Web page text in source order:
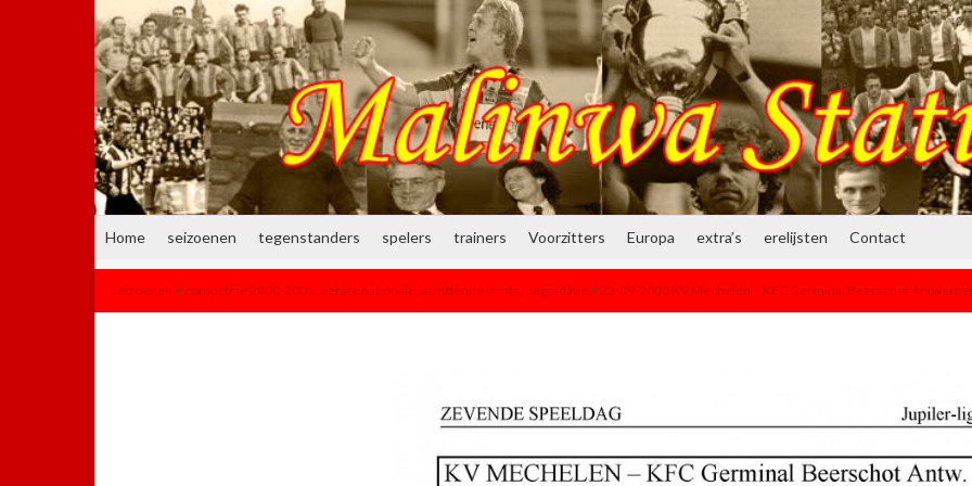
Home seizoenen tegenstanders spelers trainers Voorzitters Europa extra’s erelijsten Contact
seizoenen > competitie 2000-2001: eerste nationale, achttiende plaats, degradatie > 23-09-2000 KV Mechelen – KFC Germinal Beerschot